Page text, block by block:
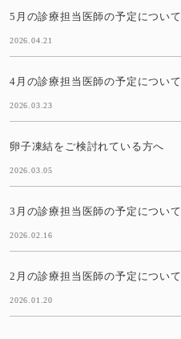
5月の診療担当医師の予定について
2026.04.21
4月の診療担当医師の予定について
2026.03.23
卵子凍結をご検討れている方へ
2026.03.05
3月の診療担当医師の予定について
2026.02.16
2月の診療担当医師の予定について
2026.01.20